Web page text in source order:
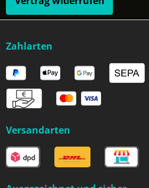
Zahlarten
Versandarten